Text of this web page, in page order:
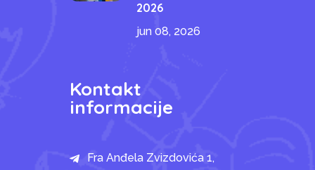
2026
jun 08, 2026
Kontakt
informacije
Fra Anđela Zvizdovića 1,